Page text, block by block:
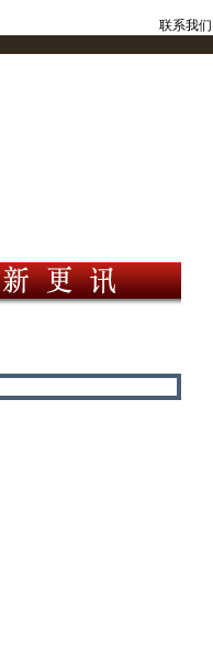
联系我们